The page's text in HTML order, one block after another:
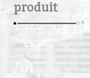
produit